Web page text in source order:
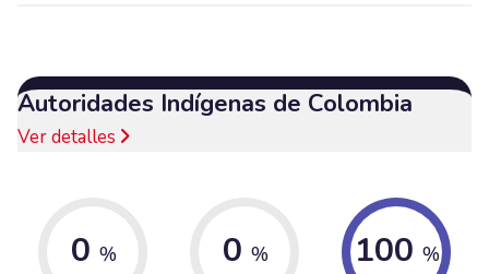
Autoridades Indígenas de Colombia
Ver detalles
0 % 0 % 100 %